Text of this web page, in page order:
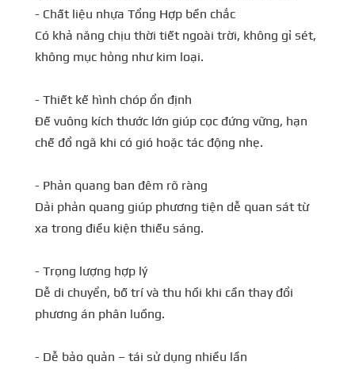
- Chất liệu nhựa Tổng Hợp bền chắc
Có khả năng chịu thời tiết ngoài trời, không gỉ sét,
không mục hỏng như kim loại.
- Thiết kế hình chóp ổn định
Đế vuông kích thước lớn giúp cọc đứng vững, hạn
chế đổ ngã khi có gió hoặc tác động nhẹ.
- Phản quang ban đêm rõ ràng
Dải phản quang giúp phương tiện dễ quan sát từ
xa trong điều kiện thiếu sáng.
- Trọng lượng hợp lý
Dễ di chuyển, bố trí và thu hồi khi cần thay đổi
phương án phân luồng.
- Dễ bảo quản – tái sử dụng nhiều lần